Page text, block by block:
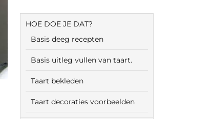
HOE DOE JE DAT?
Basis deeg recepten
Basis uitleg vullen van taart.
Taart bekleden
Taart decoraties voorbeelden